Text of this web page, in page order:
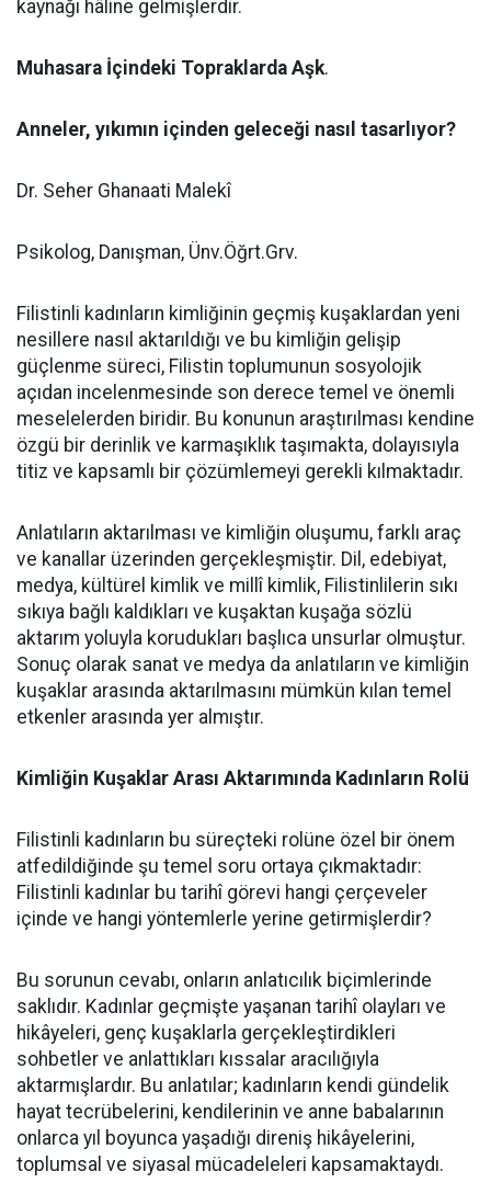
kaynağı hâline gelmişlerdir.
Muhasara İçindeki Topraklarda Aşk.
Anneler, yıkımın içinden geleceği nasıl tasarlıyor?
Dr. Seher Ghanaati Malekî
Psikolog, Danışman, Ünv.Öğrt.Grv.
Filistinli kadınların kimliğinin geçmiş kuşaklardan yeni
nesillere nasıl aktarıldığı ve bu kimliğin gelişip
güçlenme süreci, Filistin toplumunun sosyolojik
açıdan incelenmesinde son derece temel ve önemli
meselelerden biridir. Bu konunun araştırılması kendine
özgü bir derinlik ve karmaşıklık taşımakta, dolayısıyla
titiz ve kapsamlı bir çözümlemeyi gerekli kılmaktadır.
Anlatıların aktarılması ve kimliğin oluşumu, farklı araç
ve kanallar üzerinden gerçekleşmiştir. Dil, edebiyat,
medya, kültürel kimlik ve millî kimlik, Filistinlilerin sıkı
sıkıya bağlı kaldıkları ve kuşaktan kuşağa sözlü
aktarım yoluyla korudukları başlıca unsurlar olmuştur.
Sonuç olarak sanat ve medya da anlatıların ve kimliğin
kuşaklar arasında aktarılmasını mümkün kılan temel
etkenler arasında yer almıştır.
Kimliğin Kuşaklar Arası Aktarımında Kadınların Rolü
Filistinli kadınların bu süreçteki rolüne özel bir önem
atfedildiğinde şu temel soru ortaya çıkmaktadır:
Filistinli kadınlar bu tarihî görevi hangi çerçeveler
içinde ve hangi yöntemlerle yerine getirmişlerdir?
Bu sorunun cevabı, onların anlatıcılık biçimlerinde
saklıdır. Kadınlar geçmişte yaşanan tarihî olayları ve
hikâyeleri, genç kuşaklarla gerçekleştirdikleri
sohbetler ve anlattıkları kıssalar aracılığıyla
aktarmışlardır. Bu anlatılar; kadınların kendi gündelik
hayat tecrübelerini, kendilerinin ve anne babalarının
onlarca yıl boyunca yaşadığı direniş hikâyelerini,
toplumsal ve siyasal mücadeleleri kapsamaktaydı.